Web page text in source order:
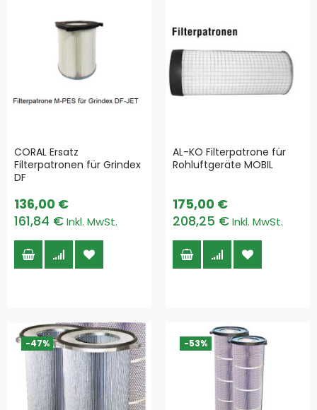
CORAL Ersatz
Filterpatronen für Grindex
DF
161,84 €
136,00 €
AL-KO Filterpatrone für
Rohluftgeräte MOBIL
208,25 €
175,00 €
-47% -53%